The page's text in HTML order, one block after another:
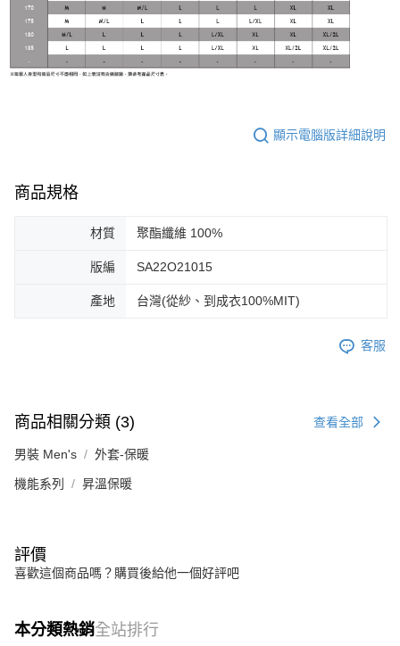
顯示電腦版詳細說明
商品規格
材質 聚酯纖維 100%
版編 SA22O21015
產地 台灣(從紗、到成衣100%MIT)
客服
商品相關分類 (3) 查看全部
男裝 Men's 外套-保暖
機能系列 昇溫保暖
評價
喜歡這個商品嗎？購買後給他一個好評吧
本分類熱銷全站排行